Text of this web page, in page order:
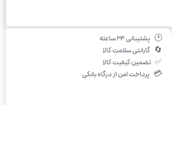
🕑 پشتیبانی ۲۴ ساعته
🔄 گارانتی سلامت کالا
✅ تضمین کیفیت کالا
💳 پرداخت امن از درگاه بانکی